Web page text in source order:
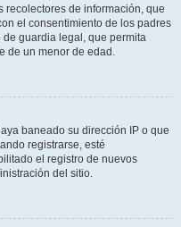
recolectores de información, que
el consentimiento de los padres
guardia legal, que permita
de un menor de edad.
baneado su dirección IP o que
registrarse, esté
el registro de nuevos
del sitio.